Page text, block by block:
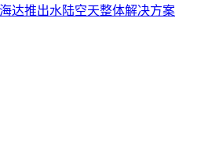
达推出水陆空天整体解决方案